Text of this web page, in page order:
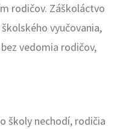
rodičov. Záškoláctvo
vyučovania,
vedomia rodičov,
školy nechodí, rodičia